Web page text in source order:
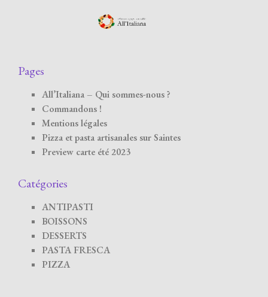
Pages
All’Italiana – Qui sommes-nous ?
Commandons !
Mentions légales
Pizza et pasta artisanales sur Saintes
Preview carte été 2023
Catégories
ANTIPASTI
BOISSONS
DESSERTS
PASTA FRESCA
PIZZA